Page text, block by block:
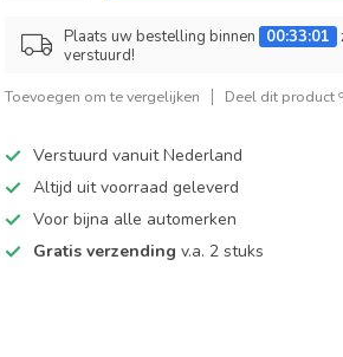
Plaats uw bestelling binnen 00:33:00
verstuurd!
Toevoegen om te vergelijken Deel dit product
Verstuurd vanuit Nederland
Altijd uit voorraad geleverd
Voor bijna alle automerken
Gratis verzending v.a. 2 stuks